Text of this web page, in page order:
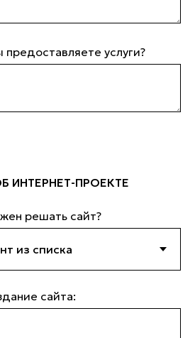
предоставляете услуги?
ИНТЕРНЕТ-ПРОЕКТЕ
решать сайт?
сайта: